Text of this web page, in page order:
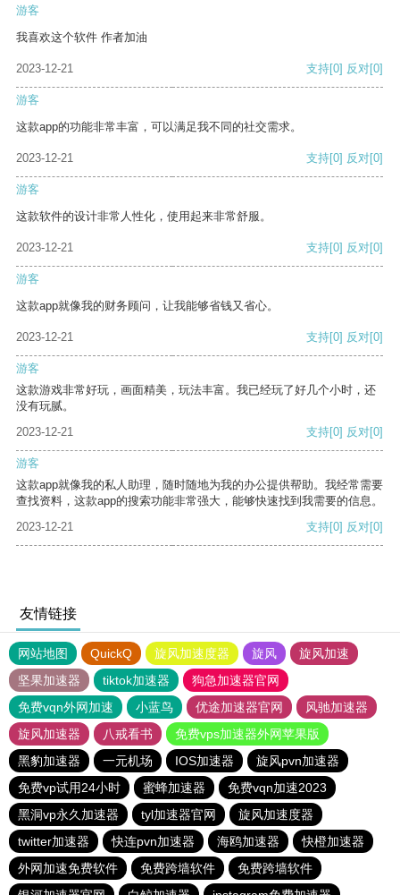
游客
我喜欢这个软件 作者加油
2023-12-21 支持[0] 反对[0]
游客
这款app的功能非常丰富，可以满足我不同的社交需求。
2023-12-21 支持[0] 反对[0]
游客
这款软件的设计非常人性化，使用起来非常舒服。
2023-12-21 支持[0] 反对[0]
游客
这款app就像我的财务顾问，让我能够省钱又省心。
2023-12-21 支持[0] 反对[0]
游客
这款游戏非常好玩，画面精美，玩法丰富。我已经玩了好几个小时，还
没有玩腻。
2023-12-21
支持[0] 反对[0]
游客
这款app就像我的私人助理，随时随地为我的办公提供帮助。我经常需要
查找资料，这款app的搜索功能非常强大，能够快速找到我需要的信息。
2023-12-21
支持[0] 反对[0]
友情链接
网站地图 QuickQ 旋风加速度器 旋风
旋风加速
坚果加速器
tiktok加速器
狗急加速器官网
免费vqn外网加速
小蓝鸟 优途加速器官网
风驰加速器
旋风加速器
八戒看书
免费vps加速器外网苹果版
黑豹加速器
一元机场 IOS加速器
旋风pvn加速器
免费vp试用24小时
蜜蜂加速器
免费vqn加速2023
黑洞vp永久加速器
tyl加速器官网
旋风加速度器
twitter加速器
快连pvn加速器 海鸥加速器
快橙加速器
外网加速免费软件
免费跨墙软件
免费跨墙软件